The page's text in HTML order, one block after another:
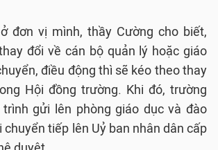
đơn vị mình, thầy Cường cho biết,
đổi về cán bộ quản lý hoặc giáo
điều động thì sẽ kéo theo thay
Hội đồng trường. Khi đó, trường
gửi lên phòng giáo dục và đào
chuyển tiếp lên Uỷ ban nhân dân cấp